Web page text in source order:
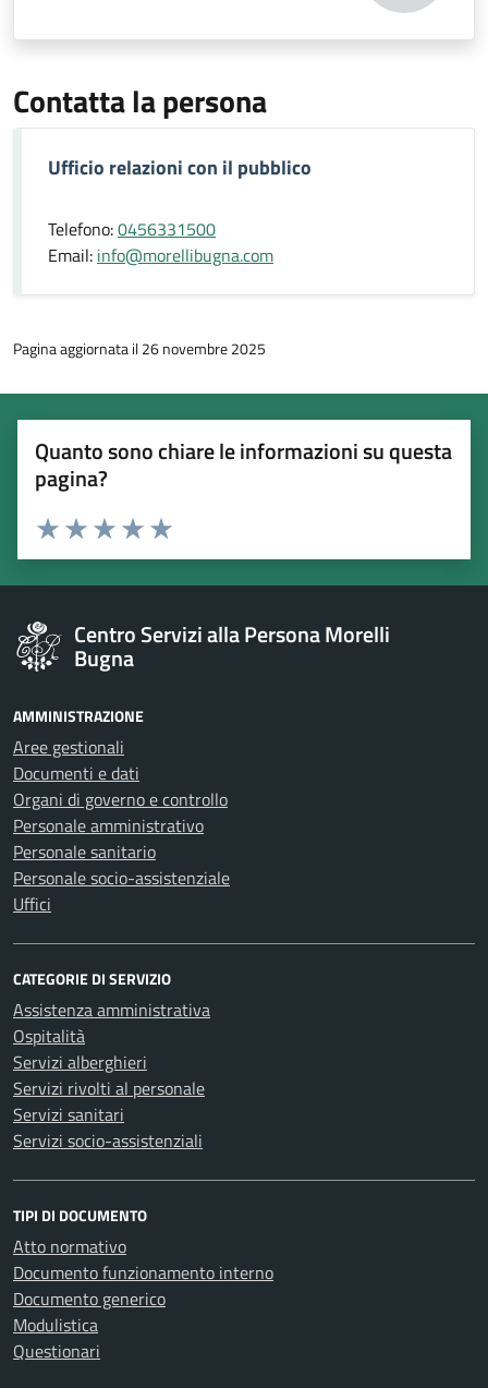
Contatta la persona
Ufficio relazioni con il pubblico
Telefono:0456331500
Email: info@morellibugna.com
Pagina aggiornata il 26 novembre 2025
Quanto sono chiare le informazioni su questa
pagina?
Esprimi una valutazione
Valuta 5 stelle su 5
Valuta 4 stelle su 5
Valuta 3 stelle su 5
Valuta 2 stelle su 5
Valuta 1 stelle su 5
Centro Servizi alla Persona Morelli
Bugna
AMMINISTRAZIONE
Aree gestionali
Documenti e dati
Organi di governo e controllo
Personale amministrativo
Personale sanitario
Personale socio-assistenziale
Uffici
CATEGORIE DI SERVIZIO
Assistenza amministrativa
Ospitalità
Servizi alberghieri
Servizi rivolti al personale
Servizi sanitari
Servizi socio-assistenziali
TIPI DI DOCUMENTO
Atto normativo
Documento funzionamento interno
Documento generico
Modulistica
Questionari